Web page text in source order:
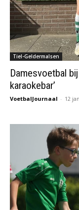
Tiel-Geldermalsen
Damesvoetbal
karaokebar’
VoetbalJournaal - 12